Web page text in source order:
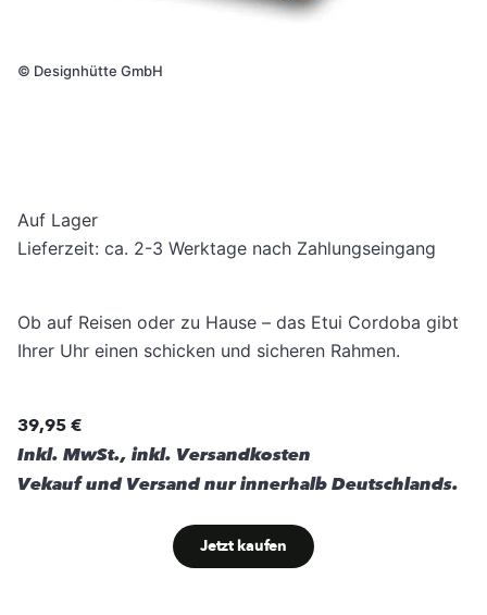
© Designhütte GmbH
Auf Lager
Lieferzeit: ca. 2-3 Werktage nach Zahlungseingang
Ob auf Reisen oder zu Hause – das Etui Cordoba gibt
Ihrer Uhr einen schicken und sicheren Rahmen.
39,95 €
Inkl. MwSt., inkl. Versandkosten
Vekauf und Versand nur innerhalb Deutschlands.
Jetzt kaufen